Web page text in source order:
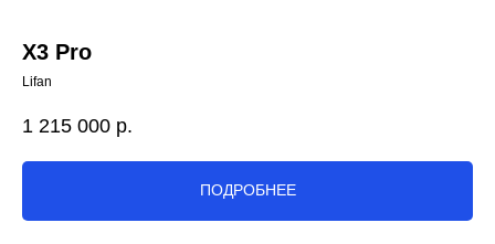
X3 Pro
Lifan
1 215 000 р.
ПОДРОБНЕЕ